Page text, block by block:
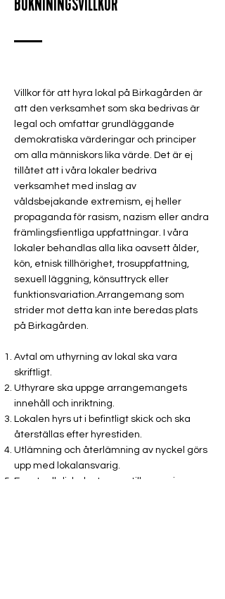
Villkor för att hyra lokal på Birkagården är
att den verksamhet som ska bedrivas är
legal och omfattar grundläggande
demokratiska värderingar och principer
om alla människors lika värde. Det är ej
tillåtet att i våra lokaler bedriva
verksamhet med inslag av
våldsbejakande extremism, ej heller
propaganda för rasism, nazism eller andra
främlingsfientliga uppfattningar. I våra
lokaler behandlas alla lika oavsett ålder,
kön, etnisk tillhörighet, trosuppfattning,
sexuell läggning, könsuttryck eller
funktionsvariation.Arrangemang som
strider mot detta kan inte beredas plats
på Birkagården.
Avtal om uthyrning av lokal ska vara
skriftligt.
Uthyrare ska uppge arrangemangets
innehåll och inriktning.
Lokalen hyrs ut i befintligt skick och ska
återställas efter hyrestiden.
Utlämning och återlämning av nyckel görs
upp med lokalansvarig.
Eventuell disk ska tas ner till serveringen